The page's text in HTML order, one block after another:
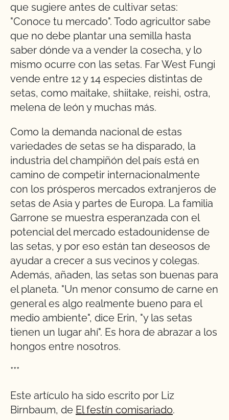
que sugiere antes de cultivar setas:
"Conoce tu mercado". Todo agricultor sabe
que no debe plantar una semilla hasta
saber dónde va a vender la cosecha, y lo
mismo ocurre con las setas. Far West Fungi
vende entre 12 y 14 especies distintas de
setas, como maitake, shiitake, reishi, ostra,
melena de león y muchas más.
Como la demanda nacional de estas
variedades de setas se ha disparado, la
industria del champiñón del país está en
camino de competir internacionalmente
con los prósperos mercados extranjeros de
setas de Asia y partes de Europa. La familia
Garrone se muestra esperanzada con el
potencial del mercado estadounidense de
las setas, y por eso están tan deseosos de
ayudar a crecer a sus vecinos y colegas.
Además, añaden, las setas son buenas para
el planeta. "Un menor consumo de carne en
general es algo realmente bueno para el
medio ambiente", dice Erin, "y las setas
tienen un lugar ahí". Es hora de abrazar a los
hongos entre nosotros.
***
Este artículo ha sido escrito por Liz
Birnbaum, de El festín comisariado.